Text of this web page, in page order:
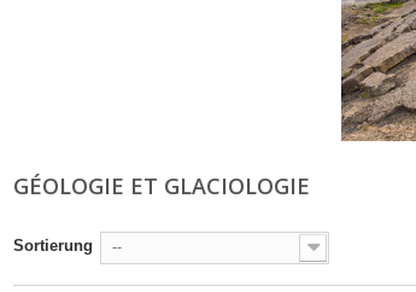
GÉOLOGIE ET GLACIOLOGIE
Sortierung --